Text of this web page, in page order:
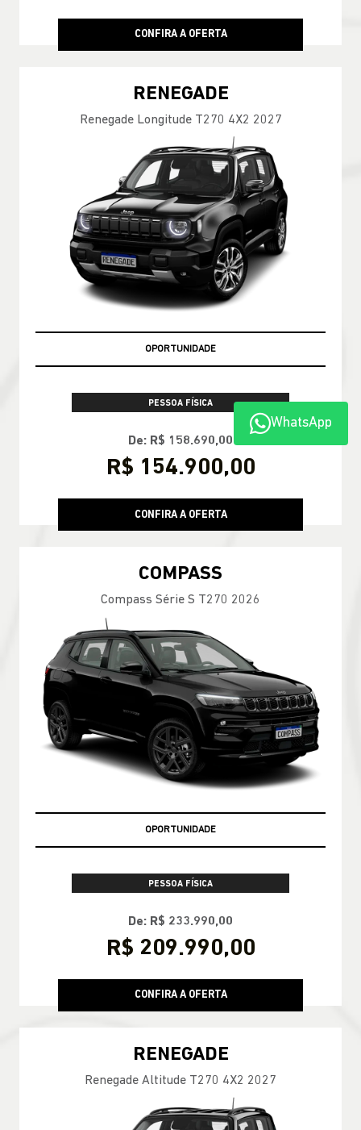
CONFIRA A OFERTA
RENEGADE
Renegade Longitude T270 4X2 2027
OPORTUNIDADE
PESSOA FÍSICA
De: R$ 158.690,00
R$ 154.900,00
CONFIRA A OFERTA
COMPASS
Compass Série S T270 2026
OPORTUNIDADE
PESSOA FÍSICA
De: R$ 233.990,00
R$ 209.990,00
CONFIRA A OFERTA
RENEGADE
Renegade Altitude T270 4X2 2027
WhatsApp